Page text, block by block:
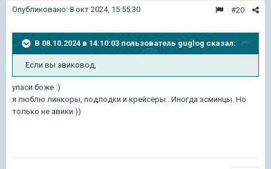
#20
Опубликовано: 8 окт 2024, 15:55:30
В 08.10.2024 в 14:10:03 пользователь guglog сказал:
Если вы авиковод,
упаси боже :)
я люблю линкоры, подлодки и крейсеры . Иногда эсминцы. Но
только не авики ))